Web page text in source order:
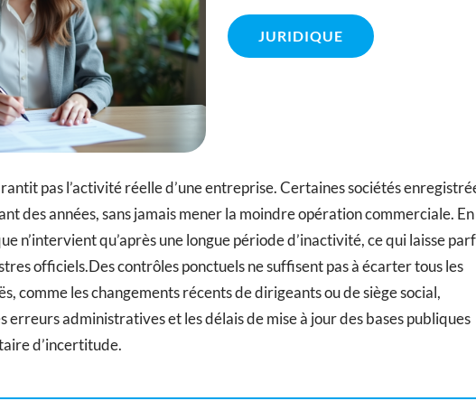
JURIDIQUE
pas l’activité réelle d’une entreprise. Certaines sociétés
des années, sans jamais mener la moindre opération commerciale. En
n’intervient qu’après une longue période d’inactivité, ce qui laisse
officiels.Des contrôles ponctuels ne suffisent pas à écarter tous les
comme les changements récents de dirigeants ou de siège social,
administratives et les délais de mise à jour des bases publiques
d’incertitude.